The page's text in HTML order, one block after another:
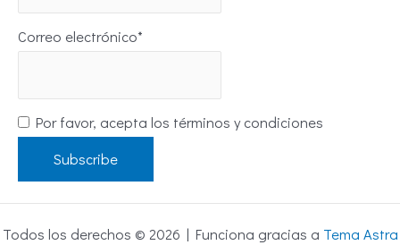
Correo electrónico*
Por favor, acepta los términos y condiciones
Todos los derechos © 2026 | Funciona gracias a Tema Astra